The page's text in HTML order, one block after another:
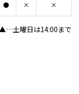
● × ×
土曜日は14:00まで